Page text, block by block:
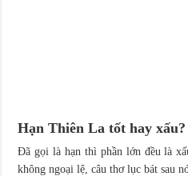
Hạn Thiên La tốt hay xấu?
Đã gọi là hạn thì phần lớn đều là
không ngoại lệ, câu thơ lục bát sau